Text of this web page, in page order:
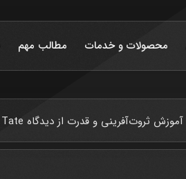
محصولات و خدمات مطالب مهم